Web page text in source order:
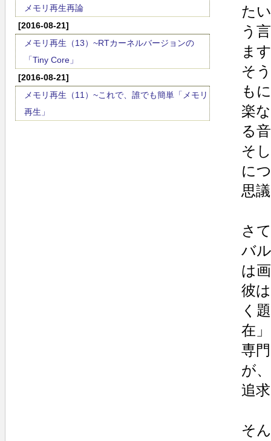
メモリ再生再論
[2016-08-21]
メモリ再生（13）~RTカーネルバージョンの
「Tiny Core」
[2016-08-21]
メモリ再生（11）~これで、誰でも簡単「メモリ
再生」
た
う
ま
そ
も
楽
る
そ
に
思
さ
バ
は
彼
く
在
専
が
追
そ